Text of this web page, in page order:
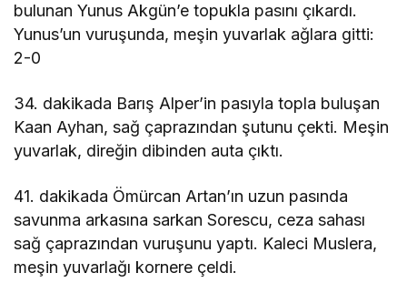
bulunan Yunus Akgün’e topukla pasını çıkardı.
Yunus’un vuruşunda, meşin yuvarlak ağlara gitti:
2-0
34. dakikada Barış Alper’in pasıyla topla buluşan
Kaan Ayhan, sağ çaprazından şutunu çekti. Meşin
yuvarlak, direğin dibinden auta çıktı.
41. dakikada Ömürcan Artan’ın uzun pasında
savunma arkasına sarkan Sorescu, ceza sahası
sağ çaprazından vuruşunu yaptı. Kaleci Muslera,
meşin yuvarlağı kornere çeldi.